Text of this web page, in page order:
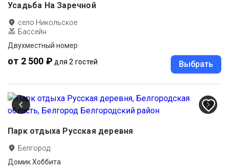
Усадьба На Заречной
село Никольское
Бассейн
Двухместный номер
от 2 500 ₽ для 2 гостей Выбрать
Парк отдыха Русская деревня
Белгород
Домик Хоббита